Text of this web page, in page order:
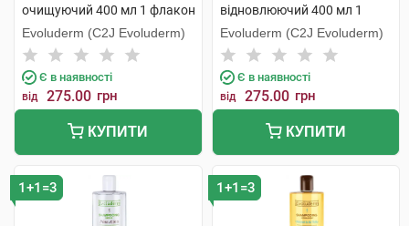
очищуючий 400 мл 1 флакон
Evoluderm (C2J Evoluderm)
Є в наявності
від 275.00 грн
КУПИТИ
відновлюючий 400 мл 1
флакон
Evoluderm (C2J Evoluderm)
Є в наявності
від 275.00 грн
КУПИТИ
1+1=3 1+1=3